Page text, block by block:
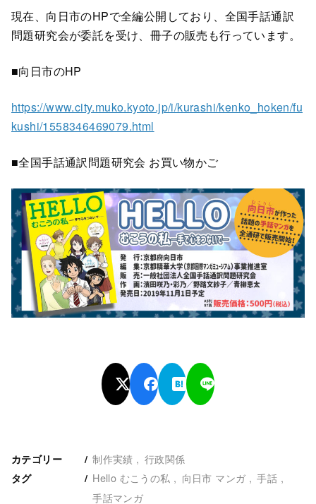
現在、向日市のHPで全編公開しており、全国手話通訳
問題研究会が委託を受け、冊子の販売も行っています。
■向日市のHP
https://www.city.muko.kyoto.jp/i/kurashi/kenko_hoken/fu
kushi/1558346469079.html
■全国手話通訳問題研究会 お買い物かご
カテゴリー 制作実績 行政関係
タグ Hello むこうの私 向日市 マンガ
手話
手話マンガ